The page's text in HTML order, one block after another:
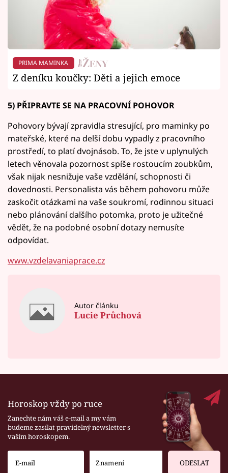
PRIMA MAMINKA
Z deníku koučky: Děti a jejich emoce
5) PŘIPRAVTE SE NA PRACOVNÍ POHOVOR
Pohovory bývají zpravidla stresující, pro maminky po
mateřské, které na delší dobu vypadly z pracovního
prostředí, to platí dvojnásob. To, že jste v uplynulých
letech věnovala pozornost spíše rostoucím zoubkům,
však nijak nesnižuje vaše vzdělání, schopnosti či
dovednosti. Personalista vás během pohovoru může
zaskočit otázkami na vaše soukromí, rodinnou situaci
nebo plánování dalšího potomka, proto je užitečné
vědět, že na podobné osobní dotazy nemusíte
odpovídat.
www.vzdelavaniaprace.cz
Autor článku
Lucie Průchová
Horoskop vždy po ruce
Zanechte nám váš e-mail a my vám
budeme zasílat pravidelný newsletter s
vaším horoskopem.
ODESLAT